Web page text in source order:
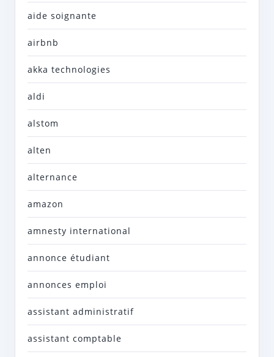
aide soignante
airbnb
akka technologies
aldi
alstom
alten
alternance
amazon
amnesty international
annonce étudiant
annonces emploi
assistant administratif
assistant comptable